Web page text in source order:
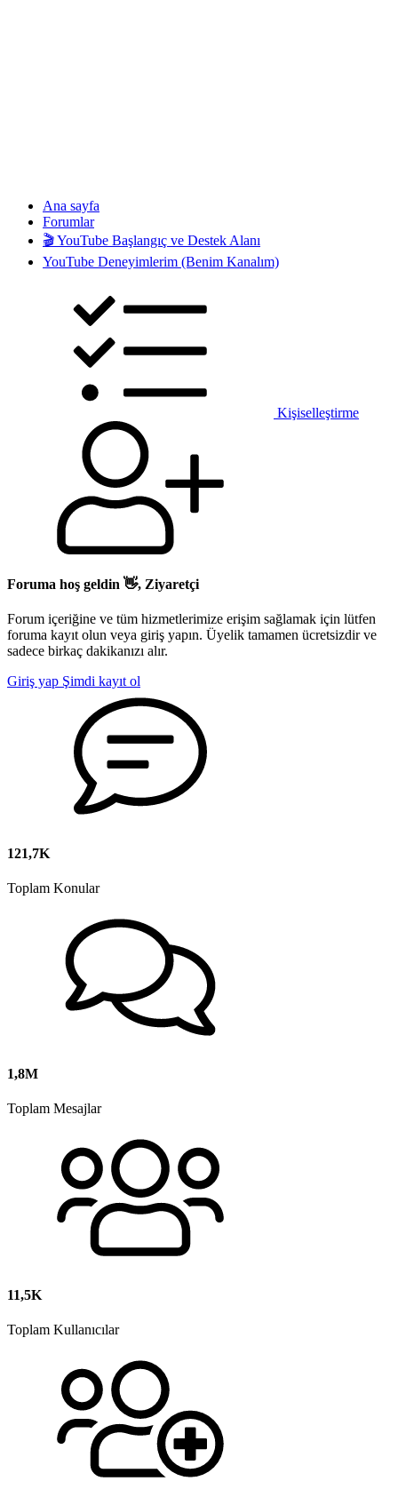
Ana sayfa
Forumlar
🎬 YouTube Başlangıç ve Destek Alanı
YouTube Deneyimlerim (Benim Kanalım)
Kişiselleştirme
Foruma hoş geldin 👋, Ziyaretçi
Forum içeriğine ve tüm hizmetlerimize erişim sağlamak için lütfen
foruma kayıt olun veya giriş yapın. Üyelik tamamen ücretsizdir ve
sadece birkaç dakikanızı alır.
Giriş yap Şimdi kayıt ol
121,7K
Toplam Konular
1,8M
Toplam Mesajlar
11,5K
Toplam Kullanıcılar